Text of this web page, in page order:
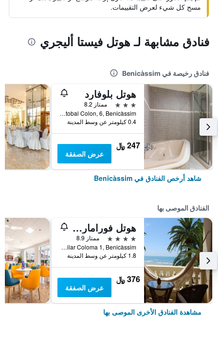
مسح كل شيء لعرض التقييمات.
فنادق مشابهة لـ هوتل فيستا أليجري
فنادق رخيصة في Benicàssim
هوتل بلوفارد
3 نجوم
ممتاز 8.2
Carrer Cristobal Colon, 6, Benicàssim, منطقة بلنسية, أسبانيا
0.4 كيلومتر عن وسط المدينة
247 ﷼
عرض الصفقة
شاهد أرخص الفنادق في Benicàssim
الفنادق الموصى بها
هوتل فورامار بينيكاسيم
4 نجوم
ممتاز 8.9
Paseo Pilar Coloma 1, Benicàssim, منطقة بلنسية, أسبانيا
1.8 كيلومتر عن وسط المدينة
376 ﷼
عرض الصفقة
مشاهدة الفنادق الأخرى الموصى بها